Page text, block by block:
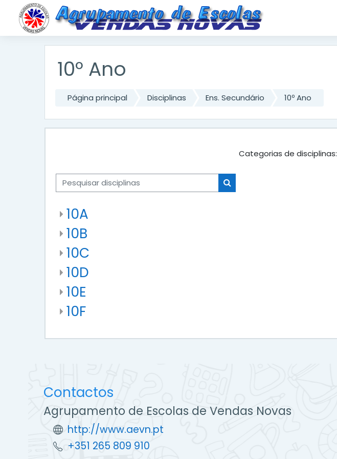
Ir para o conteúdo principal
10º Ano
Página principal Disciplinas Ens. Secundário 10º Ano
Categorias de disciplinas:
Pesquisar disciplinas
Pesquisar disciplinas
10A
10B
10C
10D
10E
10F
Contactos
Agrupamento de Escolas de Vendas Novas
http://www.aevn.pt
+351 265 809 910